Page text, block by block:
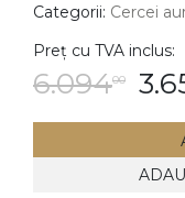
Cercei
Categorii: Cercei
Preț cu TVA inclus:
6.09400